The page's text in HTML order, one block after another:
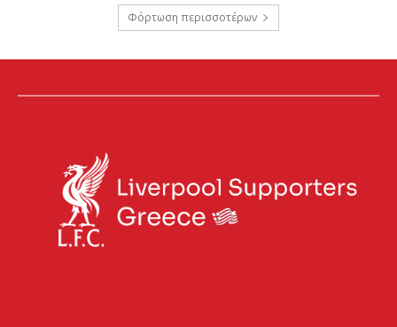
Φόρτωση περισσοτέρων